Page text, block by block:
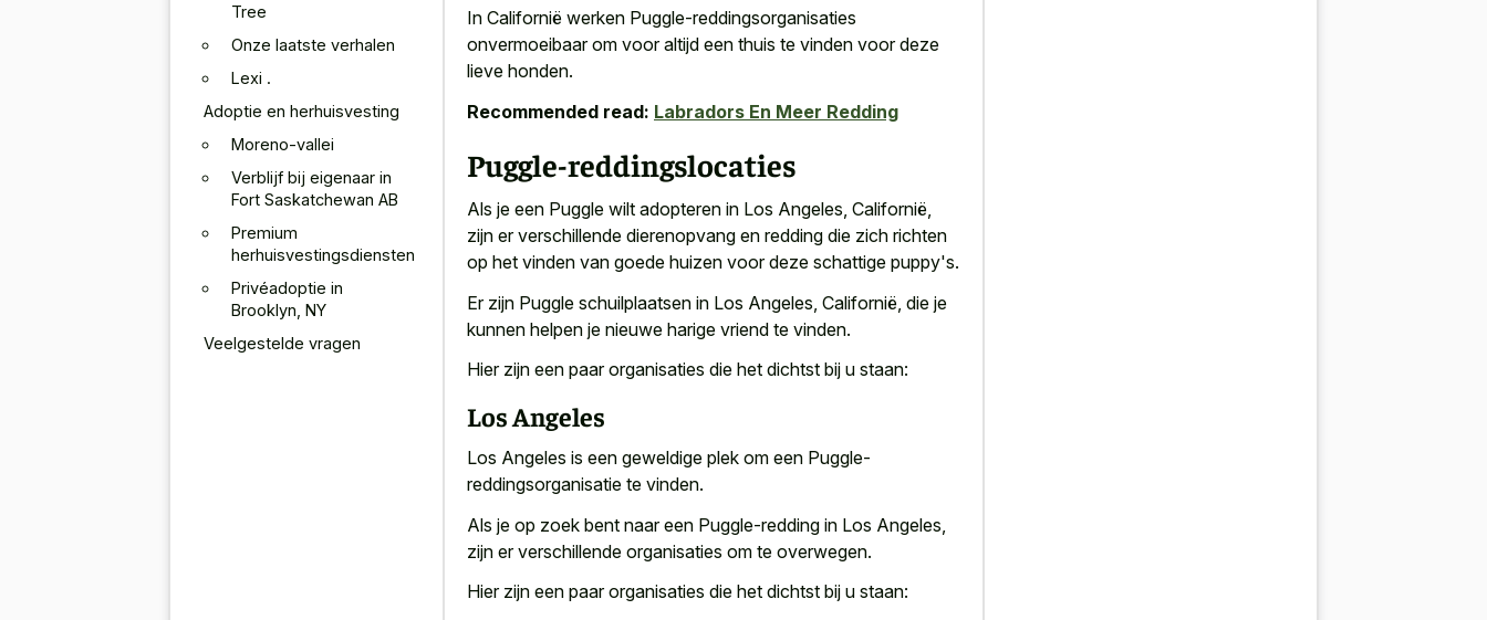
Tree
Onze laatste verhalen
Lexi .
Adoptie en herhuisvesting
Moreno-vallei
Verblijf bij eigenaar in
Fort Saskatchewan AB
Premium
herhuisvestingsdiensten
Privéadoptie in
Brooklyn, NY
Veelgestelde vragen
In Californië werken Puggle-reddingsorganisaties
onvermoeibaar om voor altijd een thuis te vinden voor deze
lieve honden.
Recommended read: Labradors En Meer Redding
Puggle-reddingslocaties
Als je een Puggle wilt adopteren in Los Angeles, Californië,
zijn er verschillende dierenopvang en redding die zich richten
op het vinden van goede huizen voor deze schattige puppy's.
Er zijn Puggle schuilplaatsen in Los Angeles, Californië, die je
kunnen helpen je nieuwe harige vriend te vinden.
Hier zijn een paar organisaties die het dichtst bij u staan:
Los Angeles
Los Angeles is een geweldige plek om een Puggle-
reddingsorganisatie te vinden.
Als je op zoek bent naar een Puggle-redding in Los Angeles,
zijn er verschillende organisaties om te overwegen.
Hier zijn een paar organisaties die het dichtst bij u staan: